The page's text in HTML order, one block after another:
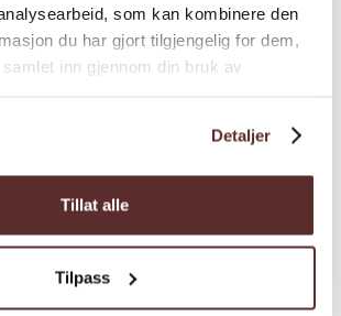
som kan kombinere den
du har gjort tilgjengelig for dem,
inn gjennom din bruk av
Detaljer
Tillat alle
Tilpass